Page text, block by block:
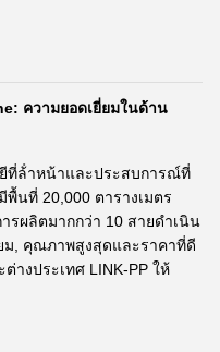
ความยอดเยี่ยมในด้าน
ยีที่ล้ําหน้าและประสบการณ์ที่
พื้นที่ 20,000 ตารางเมตร
รผลิตมากกว่า 10 สายดําเนิน
ม, คุณภาพสูงสุดและราคาที่ดี
างประเทศ LINK-PP ให้